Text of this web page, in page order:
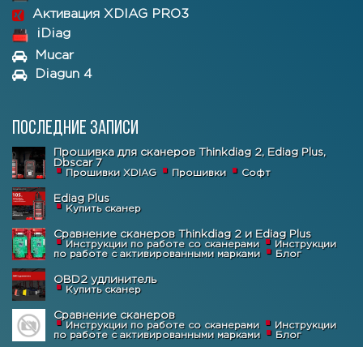
Активация XDIAG PRO3
iDiag
Mucar
Diagun 4
Последние записи
Прошивка для сканеров Thinkdiag 2, Ediag Plus,
Dbscar 7
Прошивки XDIAG Прошивки Софт
Ediag Plus
Купить сканер
Сравнение сканеров Thinkdiag 2 и Ediag Plus
Инструкции по работе со сканерами
Инструкции
по работе с активированными марками
Блог
OBD2 удлинитель
Купить сканер
Сравнение сканеров
Инструкции по работе со сканерами
Инструкции
по работе с активированными марками
Блог